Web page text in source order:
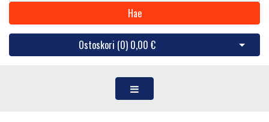
Hae
Ostoskori (0) 0,00 € Avaa